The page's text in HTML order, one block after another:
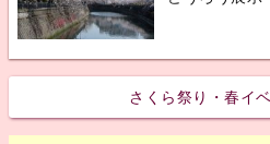
さくら祭り・春イ